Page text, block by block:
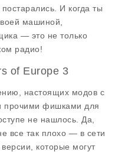
И когда ты
машиной,
— это не только
радио!
of Europe 3
настоящих модов с
прочими фишками для
не нашлось. Да,
все так плохо — в сети
которые могут